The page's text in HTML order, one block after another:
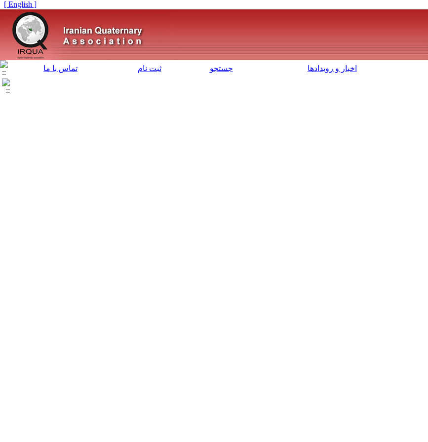
[ English ]
اخبار و رویدادها جستجو ثبت نام تماس با ما